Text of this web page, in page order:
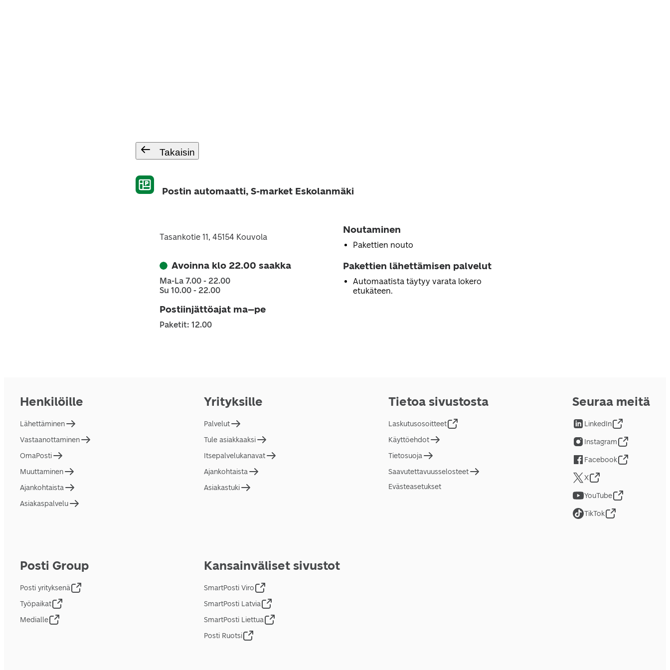
Takaisin
Postin automaatti, S-market Eskolanmäki
Tasankotie 11, 45154 Kouvola
Avoinna klo 22.00 saakka
Ma-La 7.00 - 22.00
Su 10.00 - 22.00
Postiinjättöajat ma–pe
Paketit: 12.00
Noutaminen
Pakettien nouto
Pakettien lähettämisen palvelut
Automaatista täytyy varata lokero
etukäteen.
Henkilöille
Lähettäminen
Vastaanottaminen
OmaPosti
Muuttaminen
Ajankohtaista
Asiakaspalvelu
Yrityksille
Palvelut
Tule asiakkaaksi
Itsepalvelukanavat
Ajankohtaista
Asiakastuki
Tietoa sivustosta
Laskutusosoitteet
Käyttöehdot
Tietosuoja
Saavutettavuusselosteet
Evästeasetukset
Posti Group
Posti yrityksenä
Työpaikat
Medialle
Kansainväliset sivustot
SmartPosti Viro
SmartPosti Latvia
SmartPosti Liettua
Posti Ruotsi
Seuraa meitä
LinkedIn
Instagram
Facebook
X
YouTube
TikTok